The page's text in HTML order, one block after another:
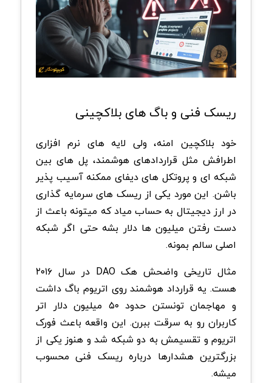
ریسک فنی و باگ های بلاکچینی
خود بلاکچین امنه، ولی لایه های نرم افزاری
اطرافش مثل قراردادهای هوشمند، پل های بین
شبکه ای و پروتکل های دیفای ممکنه آسیب پذیر
باشن. این مورد یکی از ریسک های سرمایه گذاری
در ارز دیجیتال به حساب میاد که میتونه باعث از
دست رفتن میلیون ها دلار بشه حتی اگر شبکه
اصلی سالم بمونه.
مثال تاریخی واضحش هک DAO در سال ۲۰۱۶
هست. یه قرارداد هوشمند روی اتریوم باگ داشت
و مهاجمان تونستن حدود ۵۰ میلیون دلار اتر
کاربران رو به سرقت ببرن. این واقعه باعث فورک
اتریوم و تقسیمش به دو شبکه شد و هنوز یکی از
بزرگترین هشدارها درباره ریسک فنی محسوب
میشه.